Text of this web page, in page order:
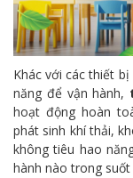
Khác với các thiết
năng để vận hành,
hoạt động hoàn
phát sinh khí thải,
không tiêu hao
hành nào trong